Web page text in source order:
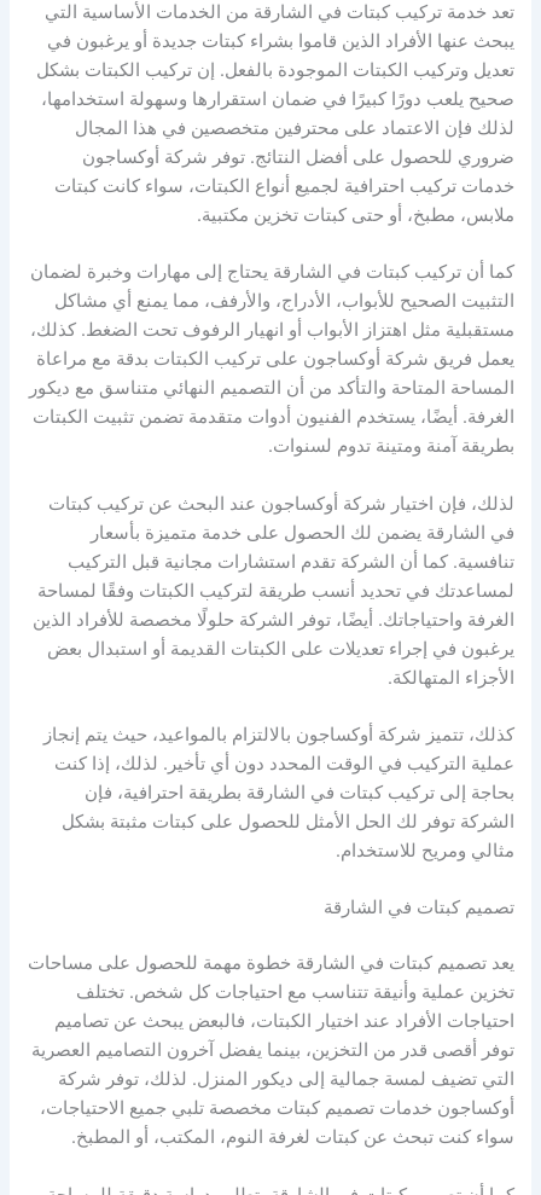
تعد خدمة تركيب كبتات في الشارقة من الخدمات الأساسية التي
يبحث عنها الأفراد الذين قاموا بشراء كبتات جديدة أو يرغبون في
تعديل وتركيب الكبتات الموجودة بالفعل. إن تركيب الكبتات بشكل
صحيح يلعب دورًا كبيرًا في ضمان استقرارها وسهولة استخدامها،
لذلك فإن الاعتماد على محترفين متخصصين في هذا المجال
ضروري للحصول على أفضل النتائج. توفر شركة أوكساجون
خدمات تركيب احترافية لجميع أنواع الكبتات، سواء كانت كبتات
ملابس، مطبخ، أو حتى كبتات تخزين مكتبية.
كما أن تركيب كبتات في الشارقة يحتاج إلى مهارات وخبرة لضمان
التثبيت الصحيح للأبواب، الأدراج، والأرفف، مما يمنع أي مشاكل
مستقبلية مثل اهتزاز الأبواب أو انهيار الرفوف تحت الضغط. كذلك،
يعمل فريق شركة أوكساجون على تركيب الكبتات بدقة مع مراعاة
المساحة المتاحة والتأكد من أن التصميم النهائي متناسق مع ديكور
الغرفة. أيضًا، يستخدم الفنيون أدوات متقدمة تضمن تثبيت الكبتات
بطريقة آمنة ومتينة تدوم لسنوات.
لذلك، فإن اختيار شركة أوكساجون عند البحث عن تركيب كبتات
في الشارقة يضمن لك الحصول على خدمة متميزة بأسعار
تنافسية. كما أن الشركة تقدم استشارات مجانية قبل التركيب
لمساعدتك في تحديد أنسب طريقة لتركيب الكبتات وفقًا لمساحة
الغرفة واحتياجاتك. أيضًا، توفر الشركة حلولًا مخصصة للأفراد الذين
يرغبون في إجراء تعديلات على الكبتات القديمة أو استبدال بعض
الأجزاء المتهالكة.
كذلك، تتميز شركة أوكساجون بالالتزام بالمواعيد، حيث يتم إنجاز
عملية التركيب في الوقت المحدد دون أي تأخير. لذلك، إذا كنت
بحاجة إلى تركيب كبتات في الشارقة بطريقة احترافية، فإن
الشركة توفر لك الحل الأمثل للحصول على كبتات مثبتة بشكل
مثالي ومريح للاستخدام.
تصميم كبتات في الشارقة
يعد تصميم كبتات في الشارقة خطوة مهمة للحصول على مساحات
تخزين عملية وأنيقة تتناسب مع احتياجات كل شخص. تختلف
احتياجات الأفراد عند اختيار الكبتات، فالبعض يبحث عن تصاميم
توفر أقصى قدر من التخزين، بينما يفضل آخرون التصاميم العصرية
التي تضيف لمسة جمالية إلى ديكور المنزل. لذلك، توفر شركة
أوكساجون خدمات تصميم كبتات مخصصة تلبي جميع الاحتياجات،
سواء كنت تبحث عن كبتات لغرفة النوم، المكتب، أو المطبخ.